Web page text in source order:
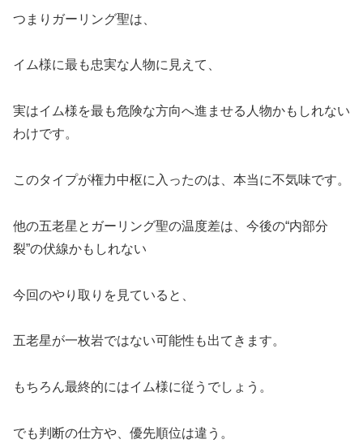
つまりガーリング聖は、
イム様に最も忠実な人物に見えて、
実はイム様を最も危険な方向へ進ませる人物かもしれない
わけです。
このタイプが権力中枢に入ったのは、本当に不気味です。
他の五老星とガーリング聖の温度差は、今後の“内部分
裂”の伏線かもしれない
今回のやり取りを見ていると、
五老星が一枚岩ではない可能性も出てきます。
もちろん最終的にはイム様に従うでしょう。
でも判断の仕方や、優先順位は違う。